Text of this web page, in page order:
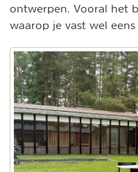
ontwerpen. Vooral het
waarop je vast wel